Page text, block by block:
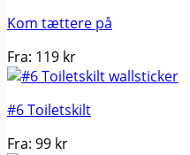
Kom tættere på
Fra: 119 kr
#6 Toiletskilt
Fra: 99 kr